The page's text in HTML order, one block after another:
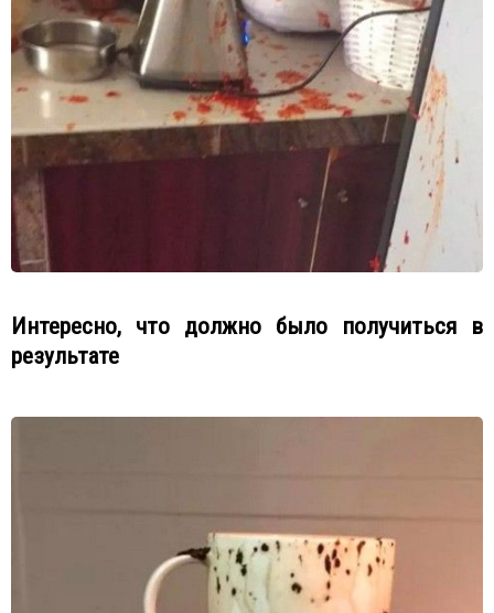
Интересно, что должно было получиться в
результате